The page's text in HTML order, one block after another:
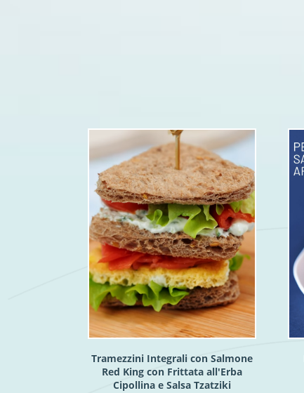
Tramezzini Integrali con Salmone
Red King con Frittata all'Erba
Cipollina e Salsa Tzatziki